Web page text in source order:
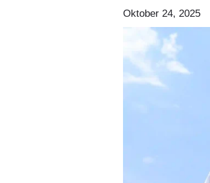
Oktober 24, 2025